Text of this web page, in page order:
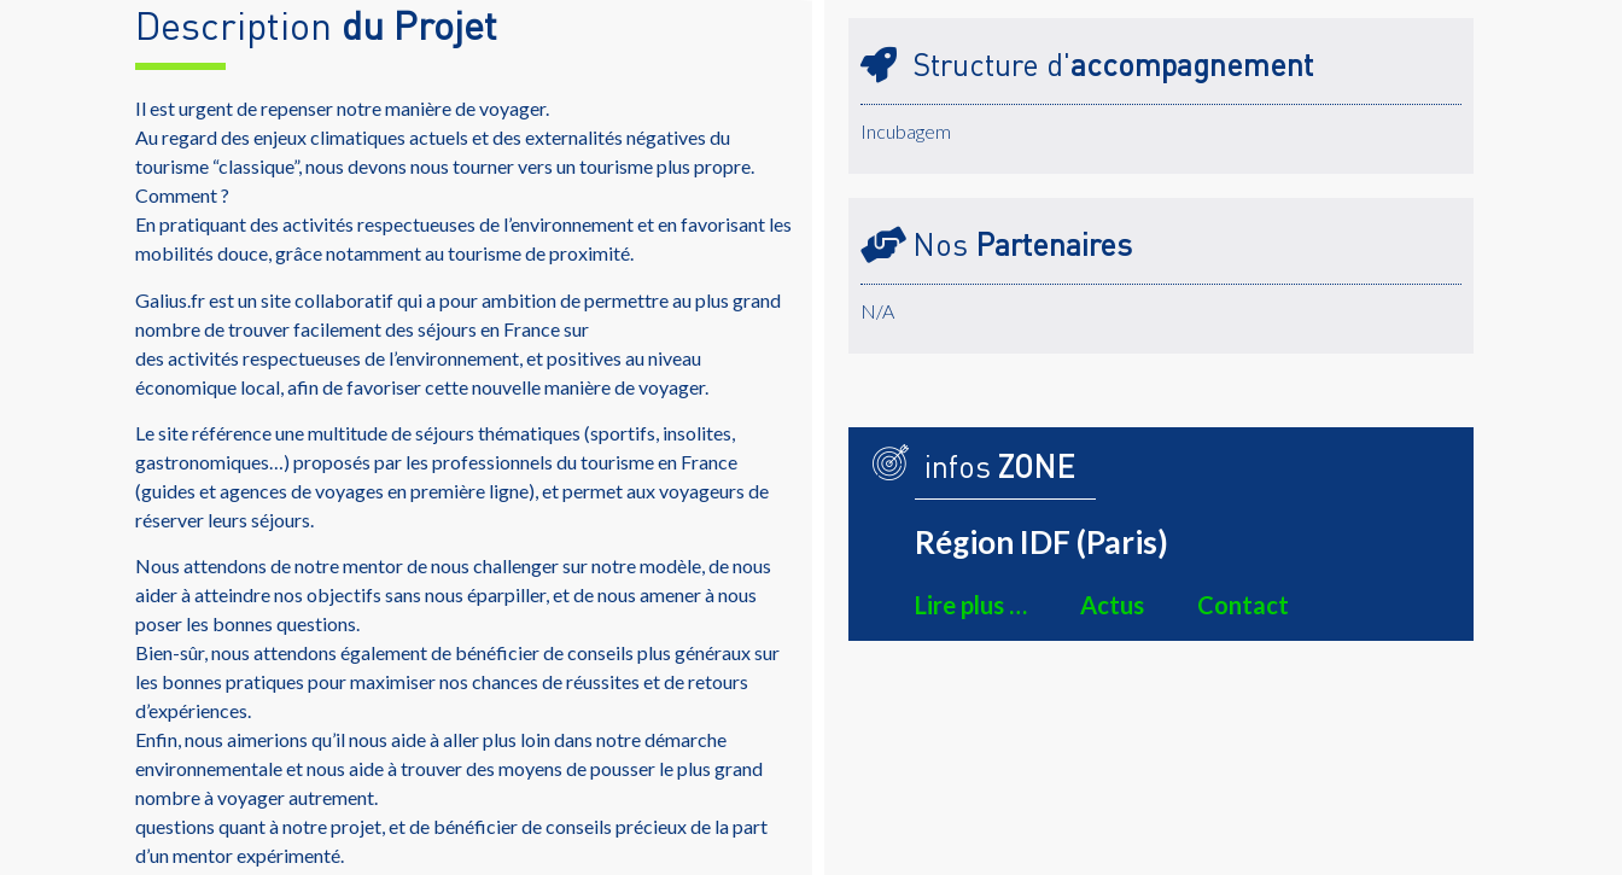
Description du Projet
Il est urgent de repenser notre manière de voyager.
Au regard des enjeux climatiques actuels et des externalités négatives du
tourisme “classique”, nous devons nous tourner vers un tourisme plus propre.
Comment ?
En pratiquant des activités respectueuses de l’environnement et en favorisant les
mobilités douce, grâce notamment au tourisme de proximité.
Galius.fr est un site collaboratif qui a pour ambition de permettre au plus grand
nombre de trouver facilement des séjours en France sur
des activités respectueuses de l’environnement, et positives au niveau
économique local, afin de favoriser cette nouvelle manière de voyager.
Le site référence une multitude de séjours thématiques (sportifs, insolites,
gastronomiques…) proposés par les professionnels du tourisme en France
(guides et agences de voyages en première ligne), et permet aux voyageurs de
réserver leurs séjours.
Nous attendons de notre mentor de nous challenger sur notre modèle, de nous
aider à atteindre nos objectifs sans nous éparpiller, et de nous amener à nous
poser les bonnes questions.
Bien-sûr, nous attendons également de bénéficier de conseils plus généraux sur
les bonnes pratiques pour maximiser nos chances de réussites et de retours
d’expériences.
Enfin, nous aimerions qu’il nous aide à aller plus loin dans notre démarche
environnementale et nous aide à trouver des moyens de pousser le plus grand
nombre à voyager autrement.
questions quant à notre projet, et de bénéficier de conseils précieux de la part
d’un mentor expérimenté.
Structure d'accompagnement
Incubagem
Nos Partenaires
N/A
infos ZONE
Région IDF (Paris)
Lire plus … Actus Contact